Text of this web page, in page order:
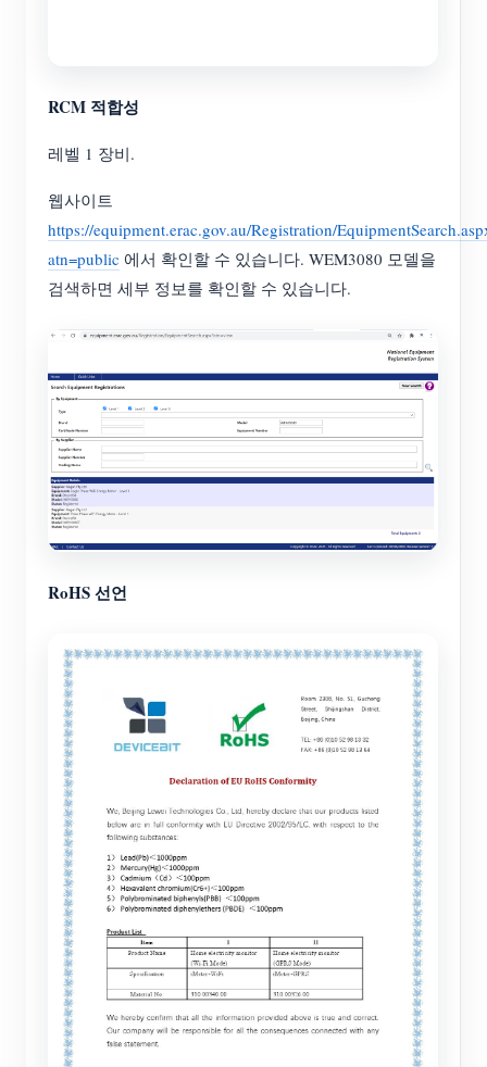
RCM 적합성
레벨 1 장비.
웹사이트
https://equipment.erac.gov.au/Registration/
atn=public 에서 확인할 수 있습니다. WEM3080 모델을
검색하면 세부 정보를 확인할 수 있습니다.
RoHS 선언